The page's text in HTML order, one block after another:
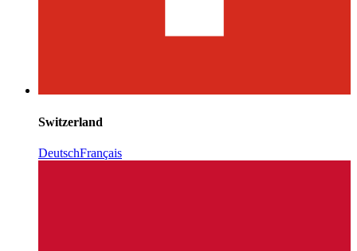
Switzerland
DeutschFrançais